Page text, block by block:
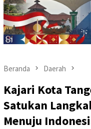
Beranda Daerah
Kajari Kota
Satukan
Menuju